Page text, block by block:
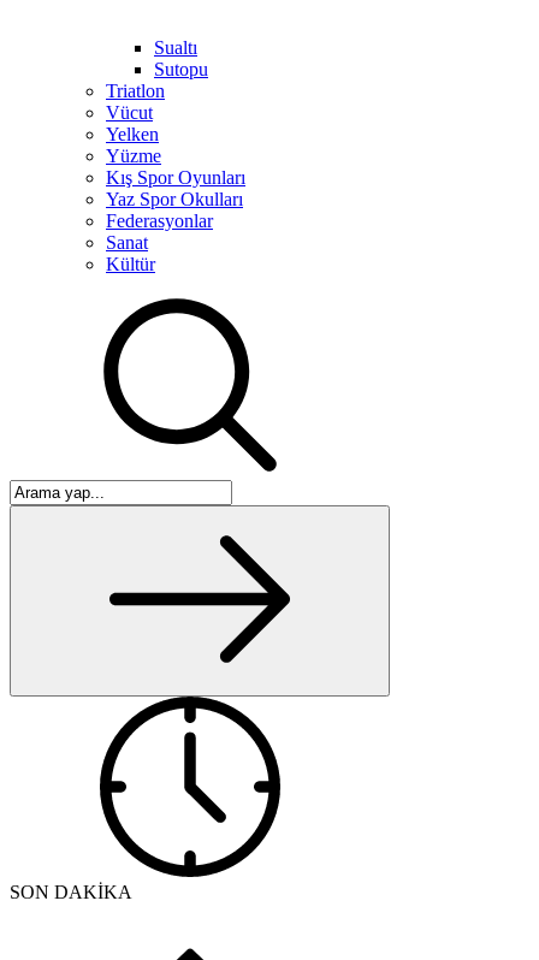
Sualtı
Sutopu
Triatlon
Vücut
Yelken
Yüzme
Kış Spor Oyunları
Yaz Spor Okulları
Federasyonlar
Sanat
Kültür
SON DAKİKA